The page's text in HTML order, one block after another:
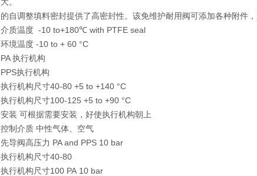
的自调整填料密封提供了高密封性。该免维护耐用阀可添加各种附件
介质温度 -10 to+180℃ with PTFE seal
环境温度 -10 to + 60 °C
PA 执行机构
PPS执行机构
执行机构尺寸40-80 +5 to +140 °C
执行机构尺寸100-125 +5 to +90 °C
安装 可根据需要安装，好使执行机构朝上
控制介质 中性气体、空气
先导阀高压力 PA and PPS 10 bar
执行机构尺寸40-80
执行机构尺寸100 PA 10 bar